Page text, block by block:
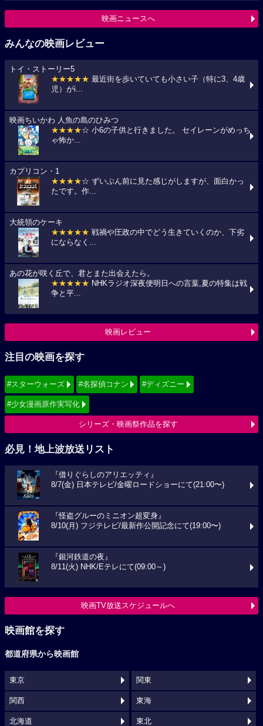
映画ニュースへ
みんなの映画レビュー
トイ・ストーリー5
★★★★★ 最近街を歩いていても小さい子（特に3、4歳
児）がi...
映画ちいかわ 人魚の島のひみつ
★★★★☆ 小6の子供と行きました。 セイレーンがめっち
ゃ怖か...
カプリコン・1
★★★★☆ ずいぶん前に見た感じがしますが、面白かっ
たです。作...
大統領のケーキ
★★★★★ 戦禍や圧政の中でどう生きていくのか、下劣
にならなく...
あの花が咲く丘で、君とまた出会えたら。
★★★★★ NHKラジオ深夜便明日への言葉,夏の特集は戦
争と平...
映画レビュー
注目の映画を探す
#スターウォーズ #名探偵コナン #ディズニー
#少女漫画原作実写化
シリーズ・映画祭作品を探す
必見！地上波放送リスト
『借りぐらしのアリエッティ』
8/7(金) 日本テレビ/金曜ロードショーにて(21:00〜)
『怪盗グルーのミニオン超変身』
8/10(月) フジテレビ/最新作公開記念にて(19:00〜)
『銀河鉄道の夜』
8/11(火) NHK/Eテレにて(09:00～)
映画TV放送スケジュールへ
映画館を探す
都道府県から映画館
東京 関東
関西 東海
北海道 東北